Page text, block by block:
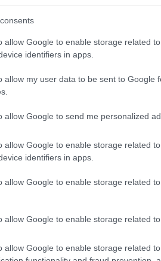
allow Google to enable storage related
identifiers in apps.
allow my user data to be sent to Google
allow Google to send me personalized
allow Google to enable storage related
identifiers in apps.
allow Google to enable storage related
allow Google to enable storage related
allow Google to enable storage related
campaña que conecte con el
de valor. ¿Qué tipo de
particulares
que ha ganado popularidad en los
online que conectan a
un proyecto sin tener que
pueden solicitar apoyo
su dinero a cambio de un interés
interesante frente a los